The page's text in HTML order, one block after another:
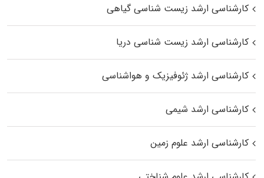
کارشناسی ارشد زیست‌ شناسی گیاهی
کارشناسی ارشد زیست‌ شناسی دریا
کارشناسی ارشد ژئوفیزیک و هواشناسی
کارشناسی ارشد شیمی
کارشناسی ارشد علوم زمین